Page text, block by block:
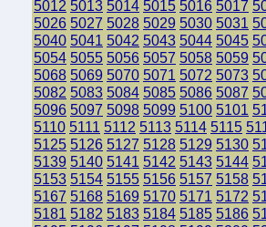
5012 5013 5014 5015 5016 5017
5026 5027 5028 5029 5030 5031
5040 5041 5042 5043 5044 5045
5054 5055 5056 5057 5058 5059
5068 5069 5070 5071 5072 5073
5082 5083 5084 5085 5086 5087
5096 5097 5098 5099 5100 5101
5110 5111 5112 5113 5114 5115
5125 5126 5127 5128 5129 5130
5139 5140 5141 5142 5143 5144
5153 5154 5155 5156 5157 5158
5167 5168 5169 5170 5171 5172
5181 5182 5183 5184 5185 5186